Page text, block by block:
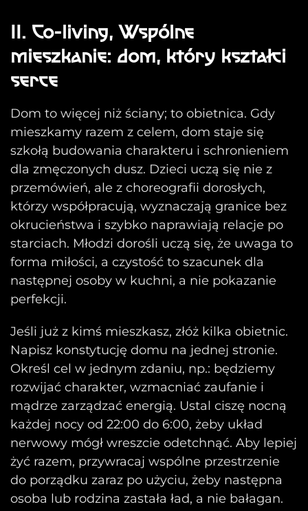
II. Co-living, Wspólne
mieszkanie: dom, który kształci
serce
Dom to więcej niż ściany; to obietnica. Gdy
mieszkamy razem z celem, dom staje się
szkołą budowania charakteru i schronieniem
dla zmęczonych dusz. Dzieci uczą się nie z
przemówień, ale z choreografii dorosłych,
którzy współpracują, wyznaczają granice bez
okrucieństwa i szybko naprawiają relacje po
starciach. Młodzi dorośli uczą się, że uwaga to
forma miłości, a czystość to szacunek dla
następnej osoby w kuchni, a nie pokazanie
perfekcji.
Jeśli już z kimś mieszkasz, złóż kilka obietnic.
Napisz konstytucję domu na jednej stronie.
Określ cel w jednym zdaniu, np.: będziemy
rozwijać charakter, wzmacniać zaufanie i
mądrze zarządzać energią. Ustal ciszę nocną
każdej nocy od 22:00 do 6:00, żeby układ
nerwowy mógł wreszcie odetchnąć. Aby lepiej
żyć razem, przywracaj wspólne przestrzenie
do porządku zaraz po użyciu, żeby następna
osoba lub rodzina zastała ład, a nie bałagan.